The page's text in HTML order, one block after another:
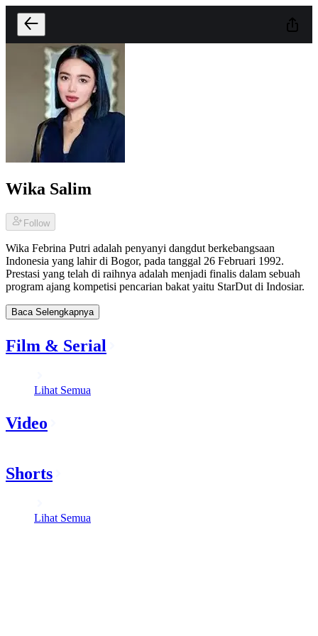
Wika Salim
Follow
Wika Febrina Putri adalah penyanyi dangdut berkebangsaan
Indonesia yang lahir di Bogor, pada tanggal 26 Februari 1992.
Prestasi yang telah di raihnya adalah menjadi finalis dalam sebuah
program ajang kompetisi pencarian bakat yaitu StarDut di Indosiar.
Baca Selengkapnya
Film & Serial
Lihat Semua
Video
Shorts
Lihat Semua